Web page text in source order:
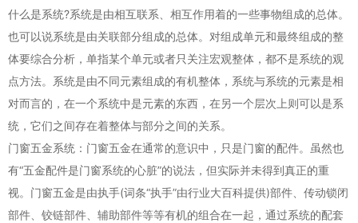
什么是系统?系统是由相互联系、相互作用着的一些事物组成的总体。
也可以说系统是由关联部分组成的总体。对组成单元和最终组成的整
体要综合分析，单指某个单元或者只关注宏观整体，都不是系统的观
点方法。系统是由不同元素组成的有机整体，系统与系统的元素是相
对而言的，在一个系统中是元素的东西，在另一个层次上则可以是系
统，它们之间存在着整体与部分之间的关系。
门窗五金系统：门窗五金在通常的意识中，只是门窗的配件。虽然也
有“五金配件是门窗系统的心脏”的说法，但实际并未得到真正的重
视。门窗五金是由执手(词条“执手”由行业大百科提供)部件、传动锁闭
部件、铰链部件、辅助部件等等有机的组合在一起，通过系统的配套